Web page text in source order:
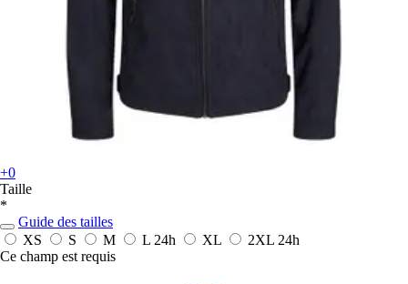
+0
Taille
*
Guide des tailles
XS
S M L 24h XL 2XL 24h
Ce champ est requis